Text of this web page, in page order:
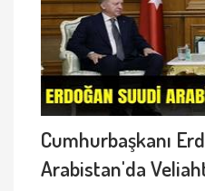
Cumhurbaşkanı
Arabistan'da